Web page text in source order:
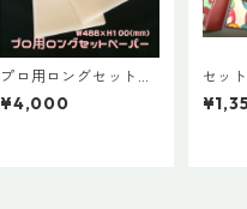
プロ用ロングセットペ
ーパー(和紙タイプ・
硬め) [500枚]
¥4,000
セッ
紙)